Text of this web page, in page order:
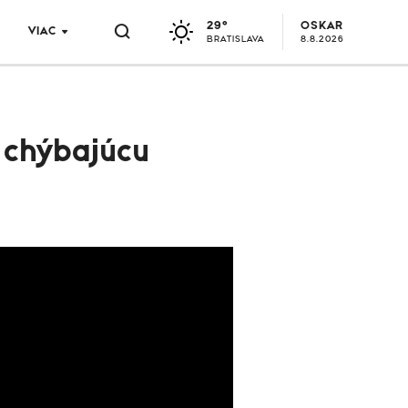
VIAC 29°
BRATISLAVA
OSKAR
8.8.2026